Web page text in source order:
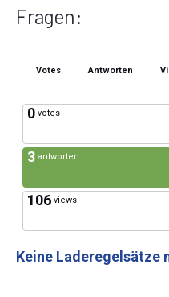
Fragen:
Votes Antworten
0 votes
3 antworten
106 views
Keine Laderegelsätze